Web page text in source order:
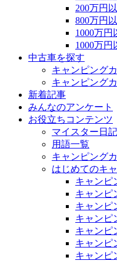
200万円
800万円
1000万円
1000万円
中古車を探す
キャンピング
キャンピング
新着記事
みんなのアンケート
お役立ちコンテンツ
マイスター日記
用語一覧
キャンピング
はじめてのキ
キャンピ
キャンピ
キャンピ
キャンピ
キャンピ
キャンピ
キャンピ